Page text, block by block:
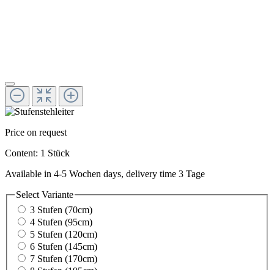
Price on request
Content: 1 Stück
Available in 4-5 Wochen days, delivery time 3 Tage
Select Variante
3 Stufen (70cm)
4 Stufen (95cm)
5 Stufen (120cm)
6 Stufen (145cm)
7 Stufen (170cm)